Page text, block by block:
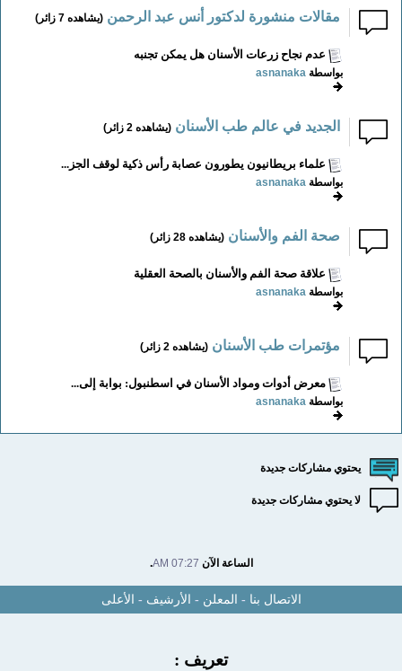
مقالات منشورة لدكتور أنس عبد الرحمن (يشاهده 7 زائر)
عدم نجاح زرعات الأسنان هل يمكن تجنبه
بواسطةasnanaka
الجديد في عالم طب الأسنان (يشاهده 2 زائر)
علماء بريطانيون يطورون عصابة رأس ذكية لوقف الجز...
بواسطةasnanaka
صحة الفم والأسنان (يشاهده 28 زائر)
علاقة صحة الفم والأسنان بالصحة العقلية
بواسطةasnanaka
مؤتمرات طب الأسنان (يشاهده 2 زائر)
معرض أدوات ومواد الأسنان في اسطنبول: بوابة إلى...
بواسطةasnanaka
يحتوي مشاركات جديدة
لا يحتوي مشاركات جديدة
الساعة الآن07:27 AM
.
الاتصال بنا-المعلن-الأرشيف -الأعلى
تعريف :